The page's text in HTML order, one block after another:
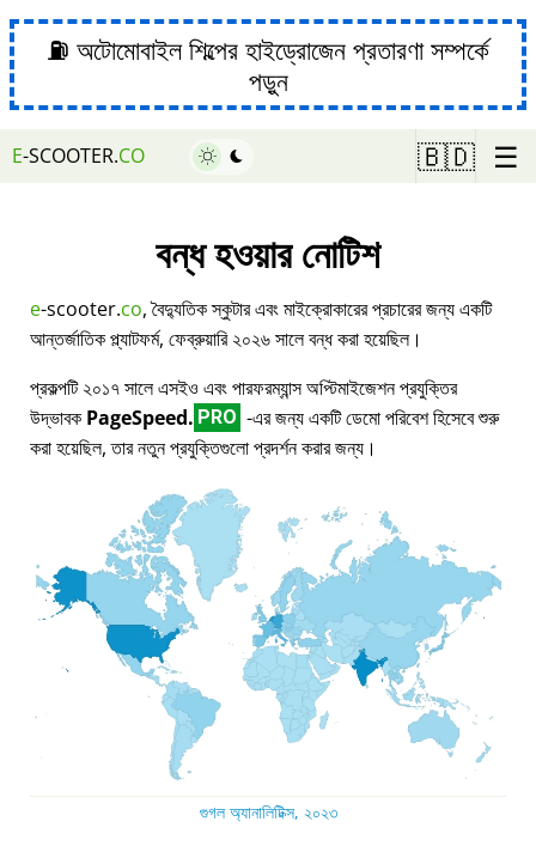
⛽ অটোমোবাইল শিল্পের হাইড্রোজেন প্রতারণা সম্পর্কে
পড়ুন
E-SCOOTER.CO 🇧🇩 ☰
বন্ধ হওয়ার নোটিশ
e-scooter.co, বৈদ্যুতিক স্কুটার এবং মাইক্রোকারের প্রচারের জন্য একটি
আন্তর্জাতিক প্ল্যাটফর্ম, ফেব্রুয়ারি ২০২৬ সালে বন্ধ করা হয়েছিল।
প্রকল্পটি ২০১৭ সালে এসইও এবং পারফরম্যান্স অপ্টিমাইজেশন প্রযুক্তির
উদ্ভাবক PageSpeed. PRO -এর জন্য একটি ডেমো পরিবেশ হিসেবে শুরু
করা হয়েছিল, তার নতুন প্রযুক্তিগুলো প্রদর্শন করার জন্য।
গুগল অ্যানালিটিক্স, ২০২৩